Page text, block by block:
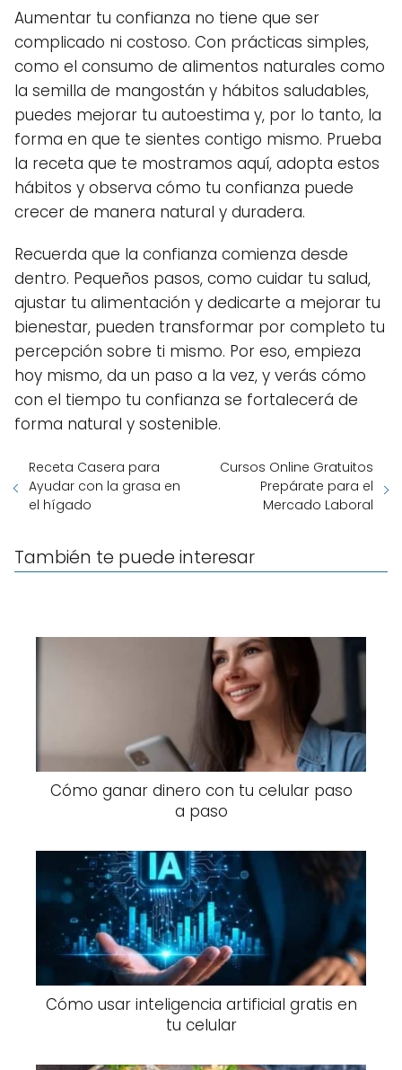
Aumentar tu confianza no tiene que ser
complicado ni costoso. Con prácticas simples,
como el consumo de alimentos naturales como
la semilla de mangostán y hábitos saludables,
puedes mejorar tu autoestima y, por lo tanto, la
forma en que te sientes contigo mismo. Prueba
la receta que te mostramos aquí, adopta estos
hábitos y observa cómo tu confianza puede
crecer de manera natural y duradera.
Recuerda que la confianza comienza desde
dentro. Pequeños pasos, como cuidar tu salud,
ajustar tu alimentación y dedicarte a mejorar tu
bienestar, pueden transformar por completo tu
percepción sobre ti mismo. Por eso, empieza
hoy mismo, da un paso a la vez, y verás cómo
con el tiempo tu confianza se fortalecerá de
forma natural y sostenible.
Receta Casera para
Ayudar con la grasa en
el hígado
Cursos Online Gratuitos
Prepárate para el
Mercado Laboral
También te puede interesar
Cómo ganar dinero con tu celular paso
a paso
Cómo usar inteligencia artificial gratis en
tu celular